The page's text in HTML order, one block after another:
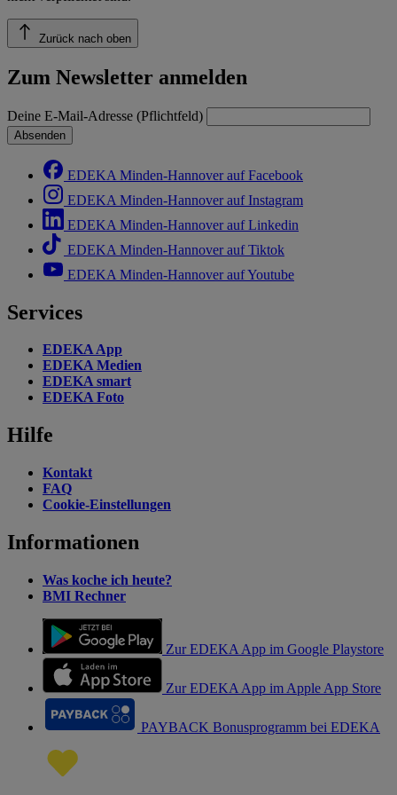
Zurück nach oben
Zum Newsletter anmelden
Deine E-Mail-Adresse (Pflichtfeld)
Absenden
EDEKA Minden-Hannover auf Facebook
EDEKA Minden-Hannover auf Instagram
EDEKA Minden-Hannover auf Linkedin
EDEKA Minden-Hannover auf Tiktok
EDEKA Minden-Hannover auf Youtube
Services
EDEKA App
EDEKA Medien
EDEKA smart
EDEKA Foto
Hilfe
Kontakt
FAQ
Cookie-Einstellungen
Informationen
Was koche ich heute?
BMI Rechner
Zur EDEKA App im Google Playstore
Zur EDEKA App im Apple App Store
PAYBACK Bonusprogramm bei EDEKA